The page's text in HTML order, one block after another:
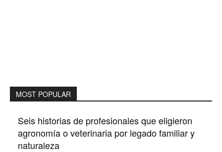
MOST POPULAR
Seis historias de profesionales que eligieron
agronomía o veterinaria por legado familiar y
naturaleza